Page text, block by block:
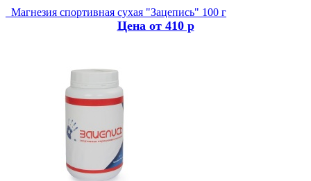
Магнезия спортивная сухая "Зацепись" 100 г
Цена от 410 р